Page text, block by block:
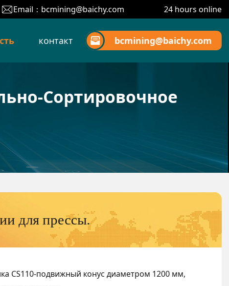
Email： bcmining@baichy.com 24 hours online
контакт bcmining@baichy.com
Сортировочное
для прессы.
CS110-подвижный конус диаметром 1200 мм,